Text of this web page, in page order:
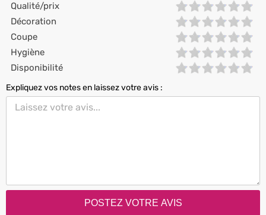
Qualité/prix
Décoration
Coupe
Hygiène
Disponibilité
Expliquez vos notes en laissez votre avis :